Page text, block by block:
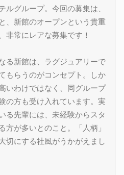
ルグループ。今回の募集は、
、新館のオープンという貴重
非常にレアな募集です！
る新館は、ラグジュアリーで
もらうのがコンセプト。しか
いわけではなく、同グループ
の方も受け入れています。実
る先輩には、未経験からスタ
方が多いとのこと。「人柄」
切にする社風がうかがえまし